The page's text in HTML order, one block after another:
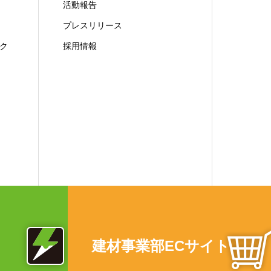
活動報告
プレスリリース
採用情報
建材事業部ECサイト